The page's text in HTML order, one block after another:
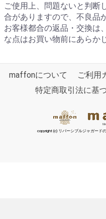
ご使用上、問題ないと判断
合がありますので、不良品
お客様都合の返品・交換は
な点はお買い物前にあらか
maffonについて ご利用
特定商取引法に基
copyright (c) リバーシブルジャガー